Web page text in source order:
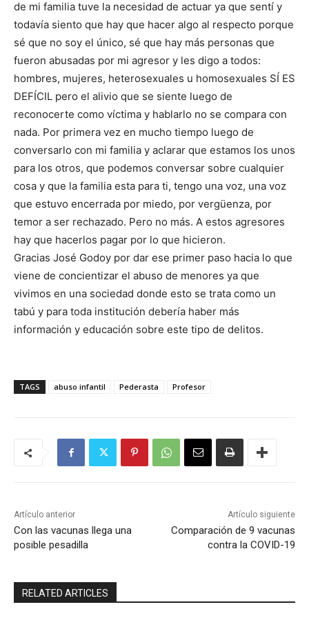
de mi familia tuve la necesidad de actuar ya que sentí y
todavía siento que hay que hacer algo al respecto porque
sé que no soy el único, sé que hay más personas que
fueron abusadas por mi agresor y les digo a todos:
hombres, mujeres, heterosexuales u homosexuales SÍ ES
DEFÍCIL pero el alivio que se siente luego de
reconocerte como víctima y hablarlo no se compara con
nada. Por primera vez en mucho tiempo luego de
conversarlo con mi familia y aclarar que estamos los unos
para los otros, que podemos conversar sobre cualquier
cosa y que la familia esta para ti, tengo una voz, una voz
que estuvo encerrada por miedo, por vergüenza, por
temor a ser rechazado. Pero no más. A estos agresores
hay que hacerlos pagar por lo que hicieron.
Gracias José Godoy por dar ese primer paso hacia lo que
viene de concientizar el abuso de menores ya que
vivimos en una sociedad donde esto se trata como un
tabú y para toda institución debería haber más
información y educación sobre este tipo de delitos.
TAGS abuso infantil Pederasta Profesor
Artículo anterior
Con las vacunas llega una
posible pesadilla
Artículo siguiente
Comparación de 9 vacunas
contra la COVID-19
RELATED ARTICLES